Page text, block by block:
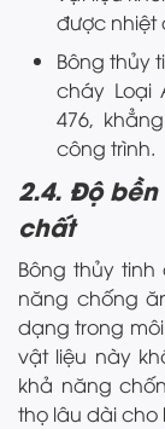
được nhiệt
Bông thủy
cháy Loại
476,
công trình.
2.4. Độ
chất
Bông thủy
năng chống
dạng trong
vật liệu này
khả năng
thọ lâu dài cho